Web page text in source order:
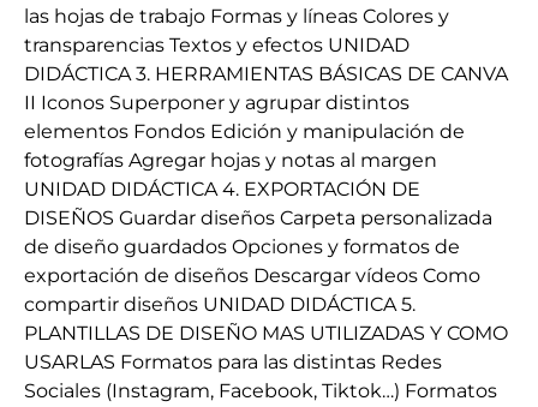
las hojas de trabajo Formas y líneas Colores y
transparencias Textos y efectos UNIDAD
DIDÁCTICA 3. HERRAMIENTAS BÁSICAS DE CANVA
II Iconos Superponer y agrupar distintos
elementos Fondos Edición y manipulación de
fotografías Agregar hojas y notas al margen
UNIDAD DIDÁCTICA 4. EXPORTACIÓN DE
DISEÑOS Guardar diseños Carpeta personalizada
de diseño guardados Opciones y formatos de
exportación de diseños Descargar vídeos Como
compartir diseños UNIDAD DIDÁCTICA 5.
PLANTILLAS DE DISEÑO MAS UTILIZADAS Y COMO
USARLAS Formatos para las distintas Redes
Sociales (Instagram, Facebook, Tiktok…) Formatos